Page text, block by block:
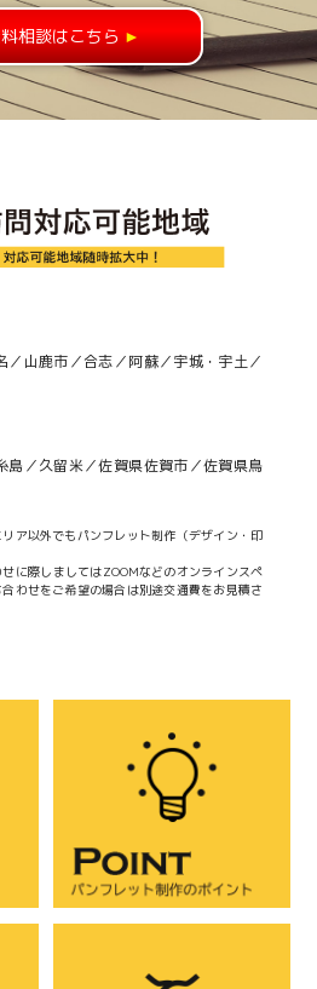
相談はこちら►
／山鹿市／合志／阿蘇／宇城・宇土／
島／久留米／佐賀県佐賀市／佐賀県鳥
ア以外でもパンフレット制作（デザイン・印
に際しましてはZOOMなどのオンラインスペ
わせをご希望の場合は別途交通費をお見積さ